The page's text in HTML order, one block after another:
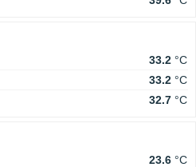
33.2 °C
33.2 °C
32.7 °C
23.6 °C